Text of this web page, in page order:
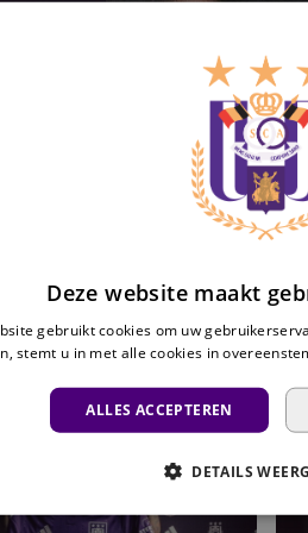
Deze website maakt
gebruikt cookies om uw
stemt u in met alle cookies in
ALLES ACCEPTEREN
DETAILS